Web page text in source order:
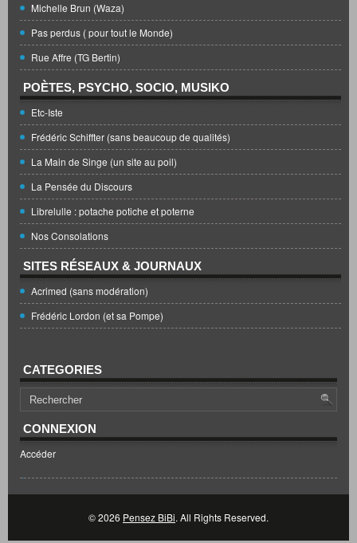
Michelle Brun (Waza)
Pas perdus ( pour tout le Monde)
Rue Affre (TG Bertin)
POÈTES, PSYCHO, SOCIO, MUSIKO
Etc-Iste
Frédéric Schiffter (sans beaucoup de qualités)
La Main de Singe (un site au poil)
La Pensée du Discours
Librelulle : potache potiche et poterne
Nos Consolations
SITES RÉSEAUX & JOURNAUX
Acrimed (sans modération)
Frédéric Lordon (et sa Pompe)
CATEGORIES
CONNEXION
Accéder
© 2026 Pensez BiBi. All Rights Reserved.